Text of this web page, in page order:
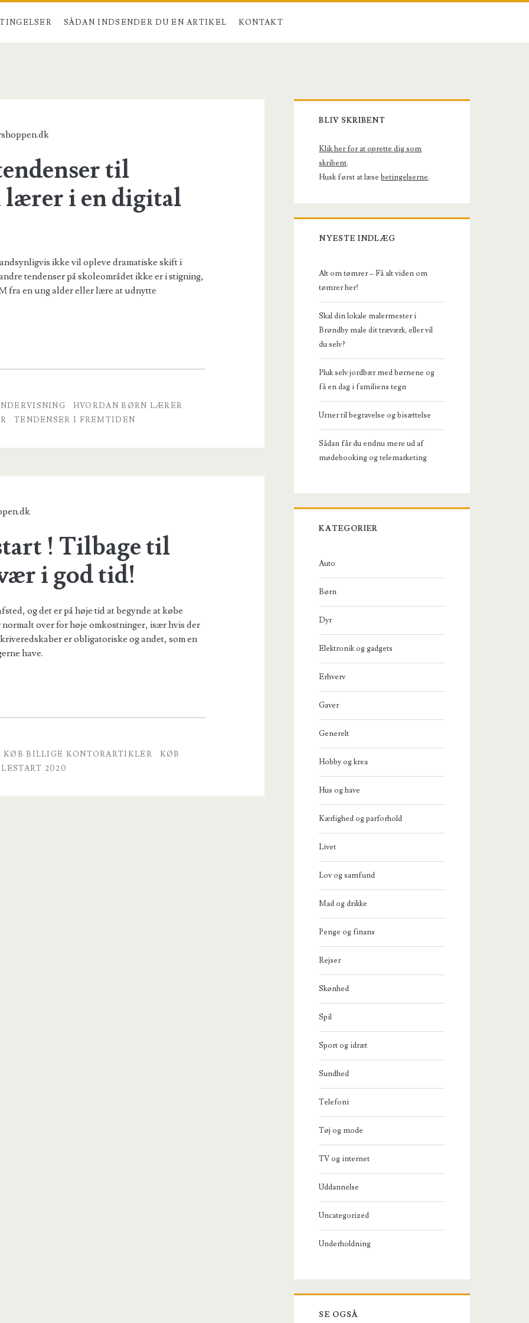
SÅDAN INDSENDER DU EN ARTIKEL KONTAKT
span>
til
lærer i en digital
ikke vil opleve dramatiske skift i
tendenser på skoleområdet ikke er i stigning,
fra en ung alder eller lære at udnytte
HVORDAN BØRN LÆRER
TENDENSER I FREMTIDEN
! Tilbage til
i god tid!
og det er på høje tid at begynde at købe
over for høje omkostninger, især hvis der
er obligatoriske og andet, som en
have.
KØB BILLIGE KONTORARTIKLER
KØB
2020
Primary
Sidebar
BLIV SKRIBENT
Klik her for at oprette dig som
skribent.
Husk først at læsebetingelserne.
NYESTE INDLÆG
Alt om tømrer – Få alt viden om
tømrer her!
Skal din lokale malermester i
Brøndby male dit træværk, eller vil
du selv?
Pluk selv jordbær med børnene og
få en dag i familiens tegn
Urner til begravelse og bisættelse
Sådan får du endnu mere ud af
mødebooking og telemarketing
KATEGORIER
Auto
Børn
Dyr
Elektronik og gadgets
Erhverv
Gaver
Generelt
Hobby og krea
Hus og have
Kærlighed og parforhold
Livet
Lov og samfund
Mad og drikke
Penge og finans
Rejser
Skønhed
Spil
Sport og idræt
Sundhed
Telefoni
Tøj og mode
TV og internet
Uddannelse
Uncategorized
Underholdning
SE OGSÅ